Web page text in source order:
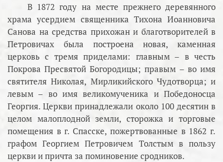
В 1872 году на месте прежнего деревянного
храма усердием священника Тихона Иоанновича
Санова на средства прихожан и благотворителей в
Петровичах была построена новая, каменная
церковь с тремя приделами: главным – в честь
Покрова Пресвятой Богородицы; правым – во имя
святителя Николая, Мирликийского Чудотворца; и
левым – во имя великомученика и Победоносца
Георгия. Церкви принадлежали около 100 десятин в
целом малоплодной земли, сторожка и торговые
помещения в г. Спасске, пожертвованные в 1862 г.
графом Георгием Петровичем Толстым в пользу
церкви и причта за поминовение сродников.